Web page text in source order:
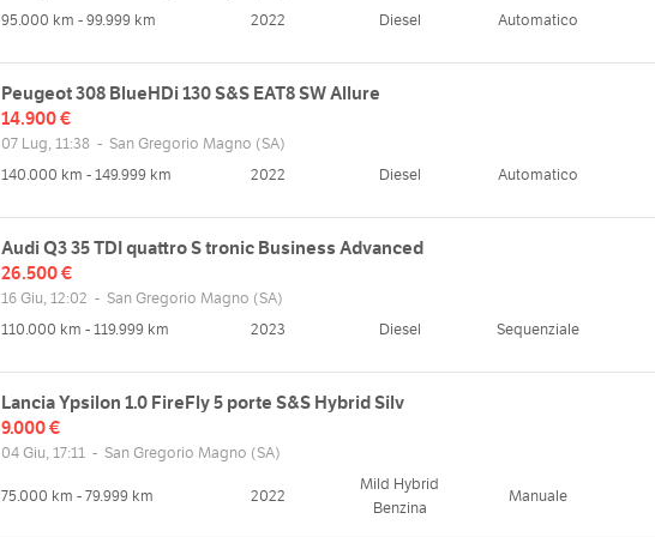
95.000 km - 99.999 km
2022 Diesel Automatico
Peugeot 308 BlueHDi 130 S&S EAT8 SW Allure
14.900 €
07 Lug, 11:38 - San Gregorio Magno (SA)
140.000 km - 149.999 km
2022 Diesel Automatico
Audi Q3 35 TDI quattro S tronic Business Advanced
26.500 €
16 Giu, 12:02 - San Gregorio Magno (SA)
110.000 km - 119.999 km
2023 Diesel Sequenziale
Lancia Ypsilon 1.0 FireFly 5 porte S&S Hybrid Silv
9.000 €
04 Giu, 17:11 - San Gregorio Magno (SA)
75.000 km - 79.999 km 2022
Mild Hybrid
Benzina
Manuale